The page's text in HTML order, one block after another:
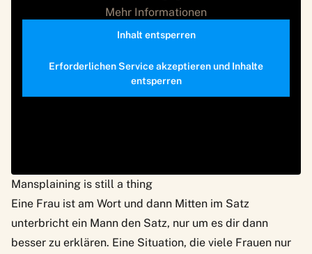
Mehr Informationen
Inhalt entsperren
Erforderlichen Service akzeptieren und Inhalte
entsperren
Mansplaining is still a thing
Eine Frau ist am Wort und dann Mitten im Satz
unterbricht ein Mann den Satz, nur um es dir dann
besser zu erklären. Eine Situation, die viele Frauen nur